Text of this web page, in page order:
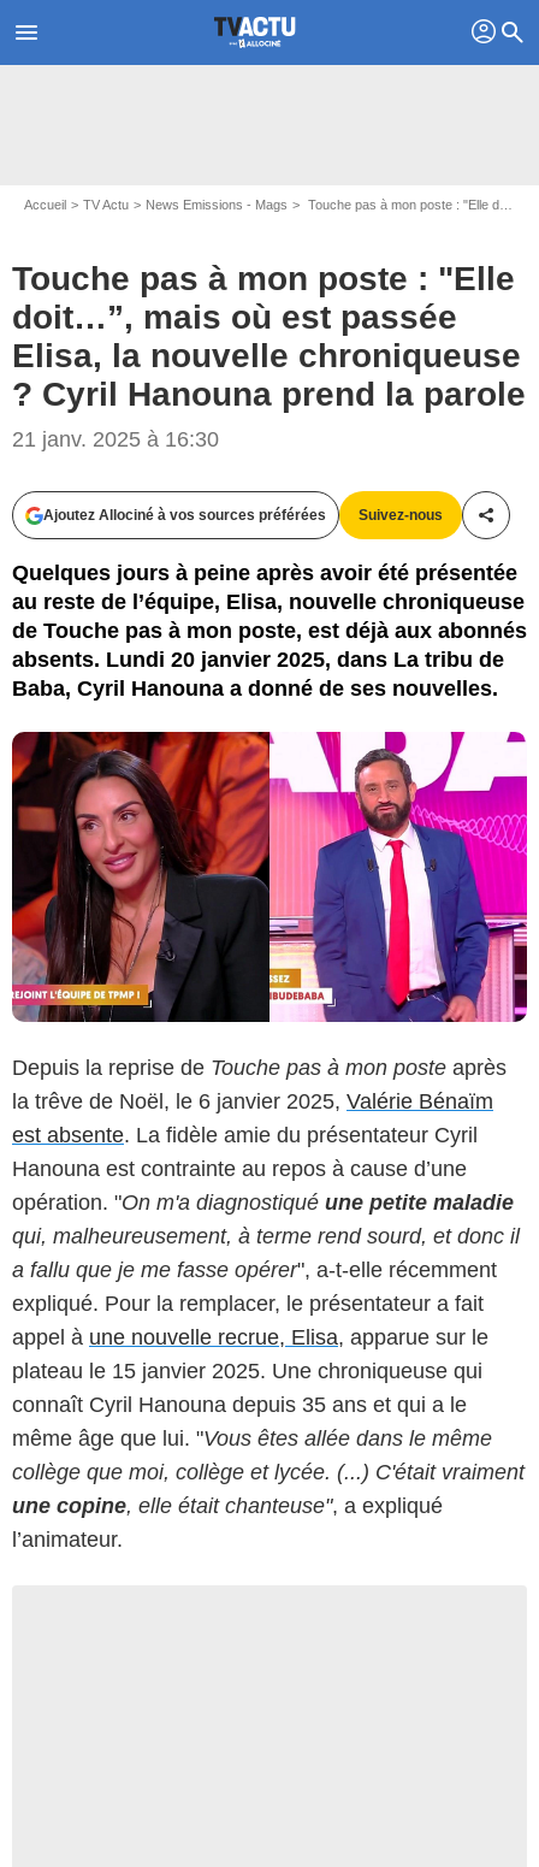
menu profil search
Accueil TV Actu News Emissions - Mags Touche pas à mon poste : "Elle doit…”, mais où est passée Elisa, la nouvelle chroniqueuse ? Cyril Hanouna prend la parole
Touche pas à mon poste : "Elle
doit…”, mais où est passée
Elisa, la nouvelle chroniqueuse
? Cyril Hanouna prend la parole
21 janv. 2025 à 16:30
Ajoutez Allociné à vos sources préférées Suivez-nous
Quelques jours à peine après avoir été présentée
au reste de l’équipe, Elisa, nouvelle chroniqueuse
de Touche pas à mon poste, est déjà aux abonnés
absents. Lundi 20 janvier 2025, dans La tribu de
Baba, Cyril Hanouna a donné de ses nouvelles.
Depuis la reprise de Touche pas à mon poste après
la trêve de Noël, le 6 janvier 2025, Valérie Bénaïm
est absente. La fidèle amie du présentateur Cyril
Hanouna est contrainte au repos à cause d’une
opération. "On m'a diagnostiqué une petite maladie
qui, malheureusement, à terme rend sourd, et donc il
a fallu que je me fasse opérer", a-t-elle récemment
expliqué. Pour la remplacer, le présentateur a fait
appel à une nouvelle recrue, Elisa, apparue sur le
plateau le 15 janvier 2025. Une chroniqueuse qui
connaît Cyril Hanouna depuis 35 ans et qui a le
même âge que lui. "Vous êtes allée dans le même
collège que moi, collège et lycée. (...) C'était vraiment
une copine, elle était chanteuse", a expliqué
l’animateur.